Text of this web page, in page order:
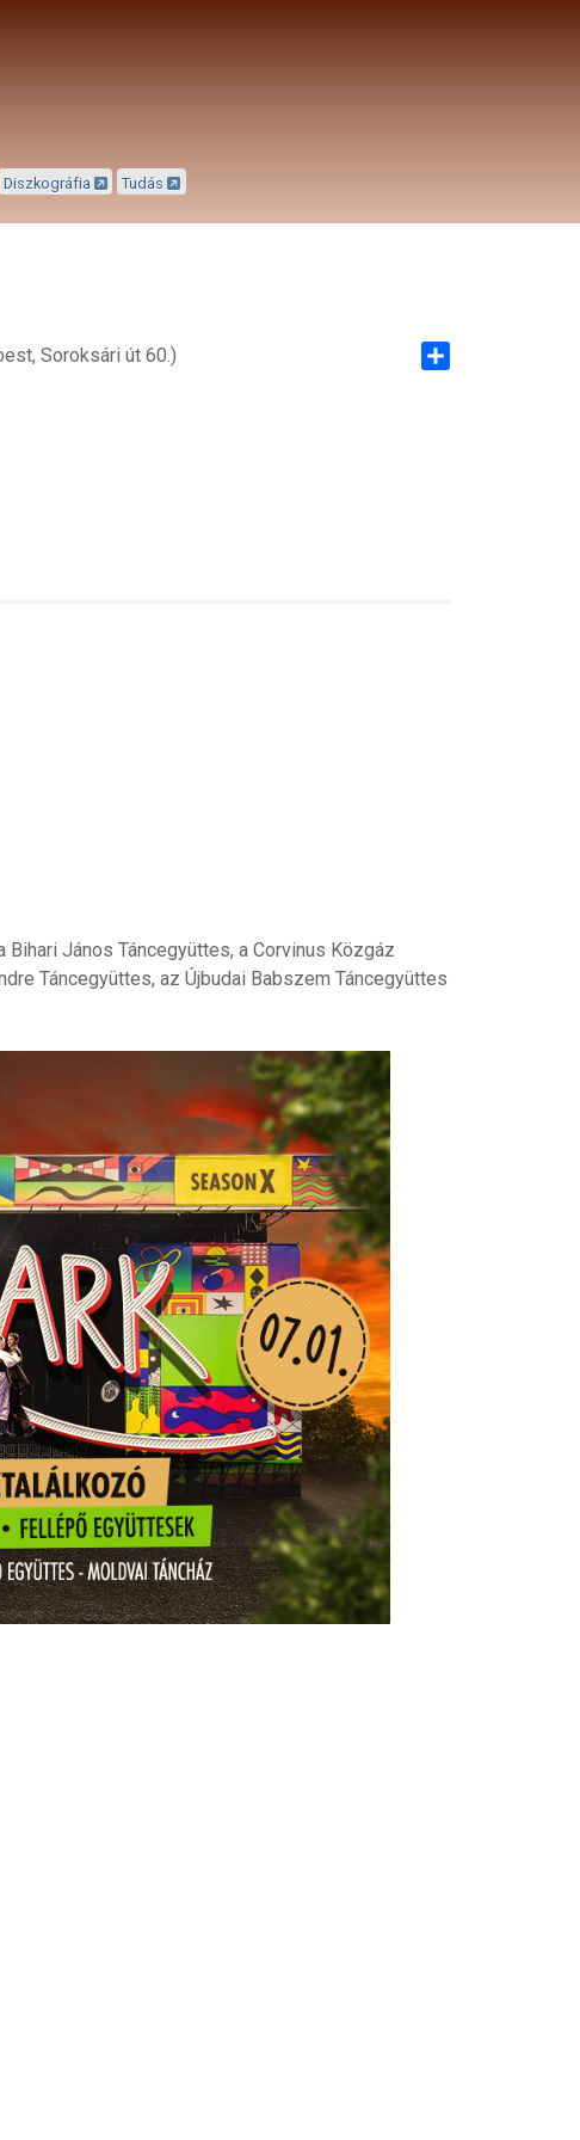
Diszkográfia Tudás
Soroksári út 60.)
János Táncegyüttes, a Corvinus Közgáz
Táncegyüttes, az Újbudai Babszem Táncegyüttes